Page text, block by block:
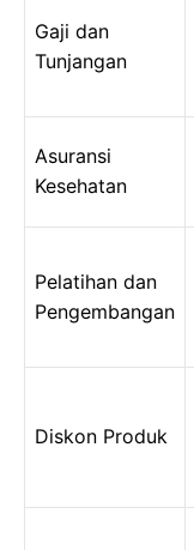
Gaji dan
Tunjangan
Asuransi
Kesehatan
Pelatihan dan
Pengembangan
Diskon Produk